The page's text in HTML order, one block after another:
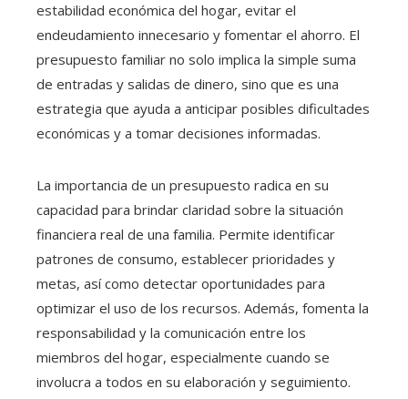
estabilidad económica del hogar, evitar el
endeudamiento innecesario y fomentar el ahorro. El
presupuesto familiar no solo implica la simple suma
de entradas y salidas de dinero, sino que es una
estrategia que ayuda a anticipar posibles dificultades
económicas y a tomar decisiones informadas.
La importancia de un presupuesto radica en su
capacidad para brindar claridad sobre la situación
financiera real de una familia. Permite identificar
patrones de consumo, establecer prioridades y
metas, así como detectar oportunidades para
optimizar el uso de los recursos. Además, fomenta la
responsabilidad y la comunicación entre los
miembros del hogar, especialmente cuando se
involucra a todos en su elaboración y seguimiento.